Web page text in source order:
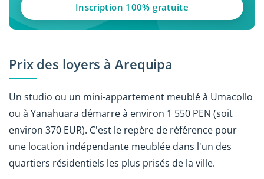
Inscription 100% gratuite
Prix des loyers à Arequipa
Un studio ou un mini-appartement meublé à Umacollo
ou à Yanahuara démarre à environ 1 550 PEN (soit
environ 370 EUR). C'est le repère de référence pour
une location indépendante meublée dans l'un des
quartiers résidentiels les plus prisés de la ville.